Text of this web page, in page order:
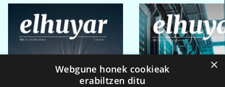
×
Webgune honek cookieak
erabiltzen ditu